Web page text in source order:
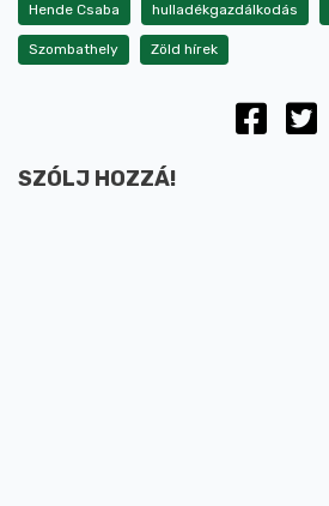
Hende Csaba hulladékgazdálkodás
Szombathely Zöld hírek
SZÓLJ HOZZÁ!